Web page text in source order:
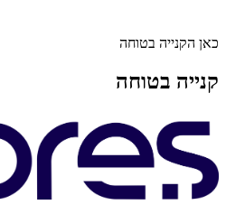
כאן הקנייה בטוחה
קנייה בטוחה